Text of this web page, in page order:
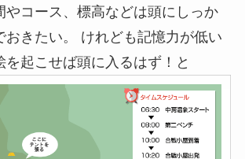
やコース、標高などは頭にしっか
おきたい。 けれども記憶力が低い
起こせば頭に入るはず！と